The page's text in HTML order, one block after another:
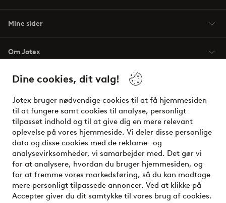
Dine cookies, dit valg!
Jotex bruger nødvendige cookies til at få hjemmesiden
til at fungere samt cookies til analyse, personligt
tilpasset indhold og til at give dig en mere relevant
oplevelse på vores hjemmeside. Vi deler disse personlige
data og disse cookies med de reklame- og
analysevirksomheder, vi samarbejder med. Det gør vi
for at analysere, hvordan du bruger hjemmesiden, og
for at fremme vores markedsføring, så du kan modtage
mere personligt tilpassede annoncer. Ved at klikke på
Accepter giver du dit samtykke til vores brug af cookies.
Mine sider
Om Jotex
Vilkår
Venner
Sikre betalinger - betal nu eller del op
Vil du vide mere om vores betalingsmuligheder?
elpy